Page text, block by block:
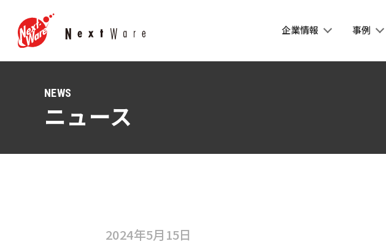
企業情報 事例
ニュース
NEWS
2024年5月15日